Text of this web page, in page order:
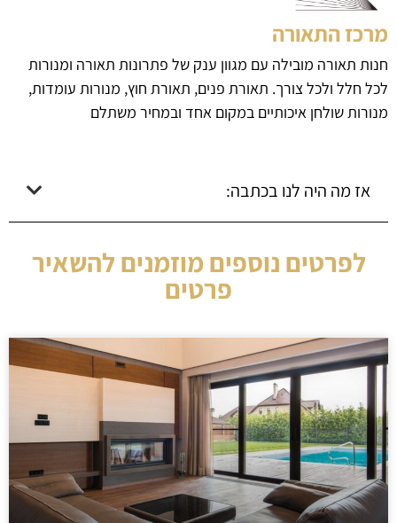
מרכז התאורה
חנות תאורה מובילה עם מגוון ענק של פתרונות תאורה ומנורות
לכל חלל ולכל צורך. תאורת פנים, תאורת חוץ, מנורות עומדות,
מנורות שולחן איכותיים במקום אחד ובמחיר משתלם
אז מה היה לנו בכתבה:
לפרטים נוספים מוזמנים להשאיר
פרטים